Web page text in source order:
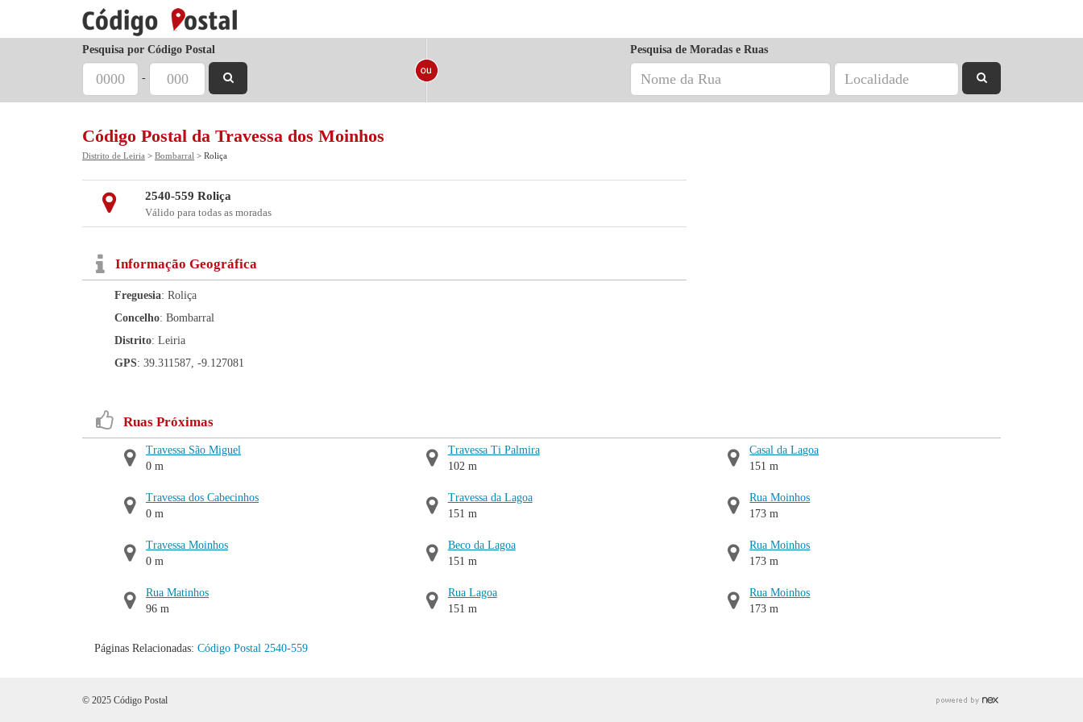
Pesquisa por Código Postal
-
Pesquisa de Moradas e Ruas
Código Postal da Travessa dos Moinhos
Distrito de Leiria > Bombarral > Roliça
2540-559 Roliça
Válido para todas as moradas
Informação Geográfica
Freguesia: Roliça
Concelho: Bombarral
Distrito: Leiria
GPS: 39.311587, -9.127081
Ruas Próximas
Travessa São Miguel
0 m
Travessa dos Cabecinhos
0 m
Travessa Moinhos
0 m
Rua Matinhos
96 m
Travessa Ti Palmira
102 m
Travessa da Lagoa
151 m
Beco da Lagoa
151 m
Rua Lagoa
151 m
Casal da Lagoa
151 m
Rua Moinhos
173 m
Rua Moinhos
173 m
Rua Moinhos
173 m
Páginas Relacionadas: Código Postal 2540-559
© 2025 Código Postal